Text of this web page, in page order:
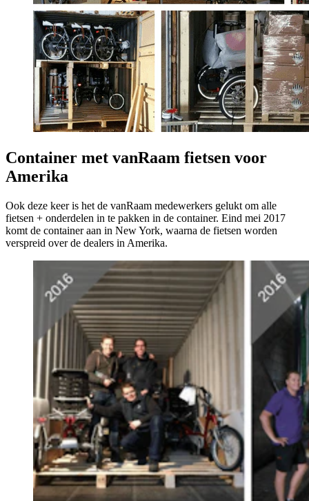
Container met vanRaam fietsen voor
Amerika
Ook deze keer is het de vanRaam medewerkers gelukt om alle
fietsen + onderdelen in te pakken in de container. Eind mei 2017
komt de container aan in New York, waarna de fietsen worden
verspreid over de dealers in Amerika.